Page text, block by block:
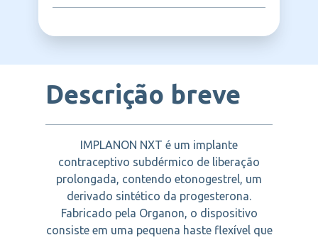
mulheres com diabetes, hipertensão ou
duração, Distúrbios menstruais
Descrição breve
IMPLANON NXT é um implante
contraceptivo subdérmico de liberação
prolongada, contendo etonogestrel, um
derivado sintético da progesterona.
Fabricado pela Organon, o dispositivo
consiste em uma pequena haste flexível que